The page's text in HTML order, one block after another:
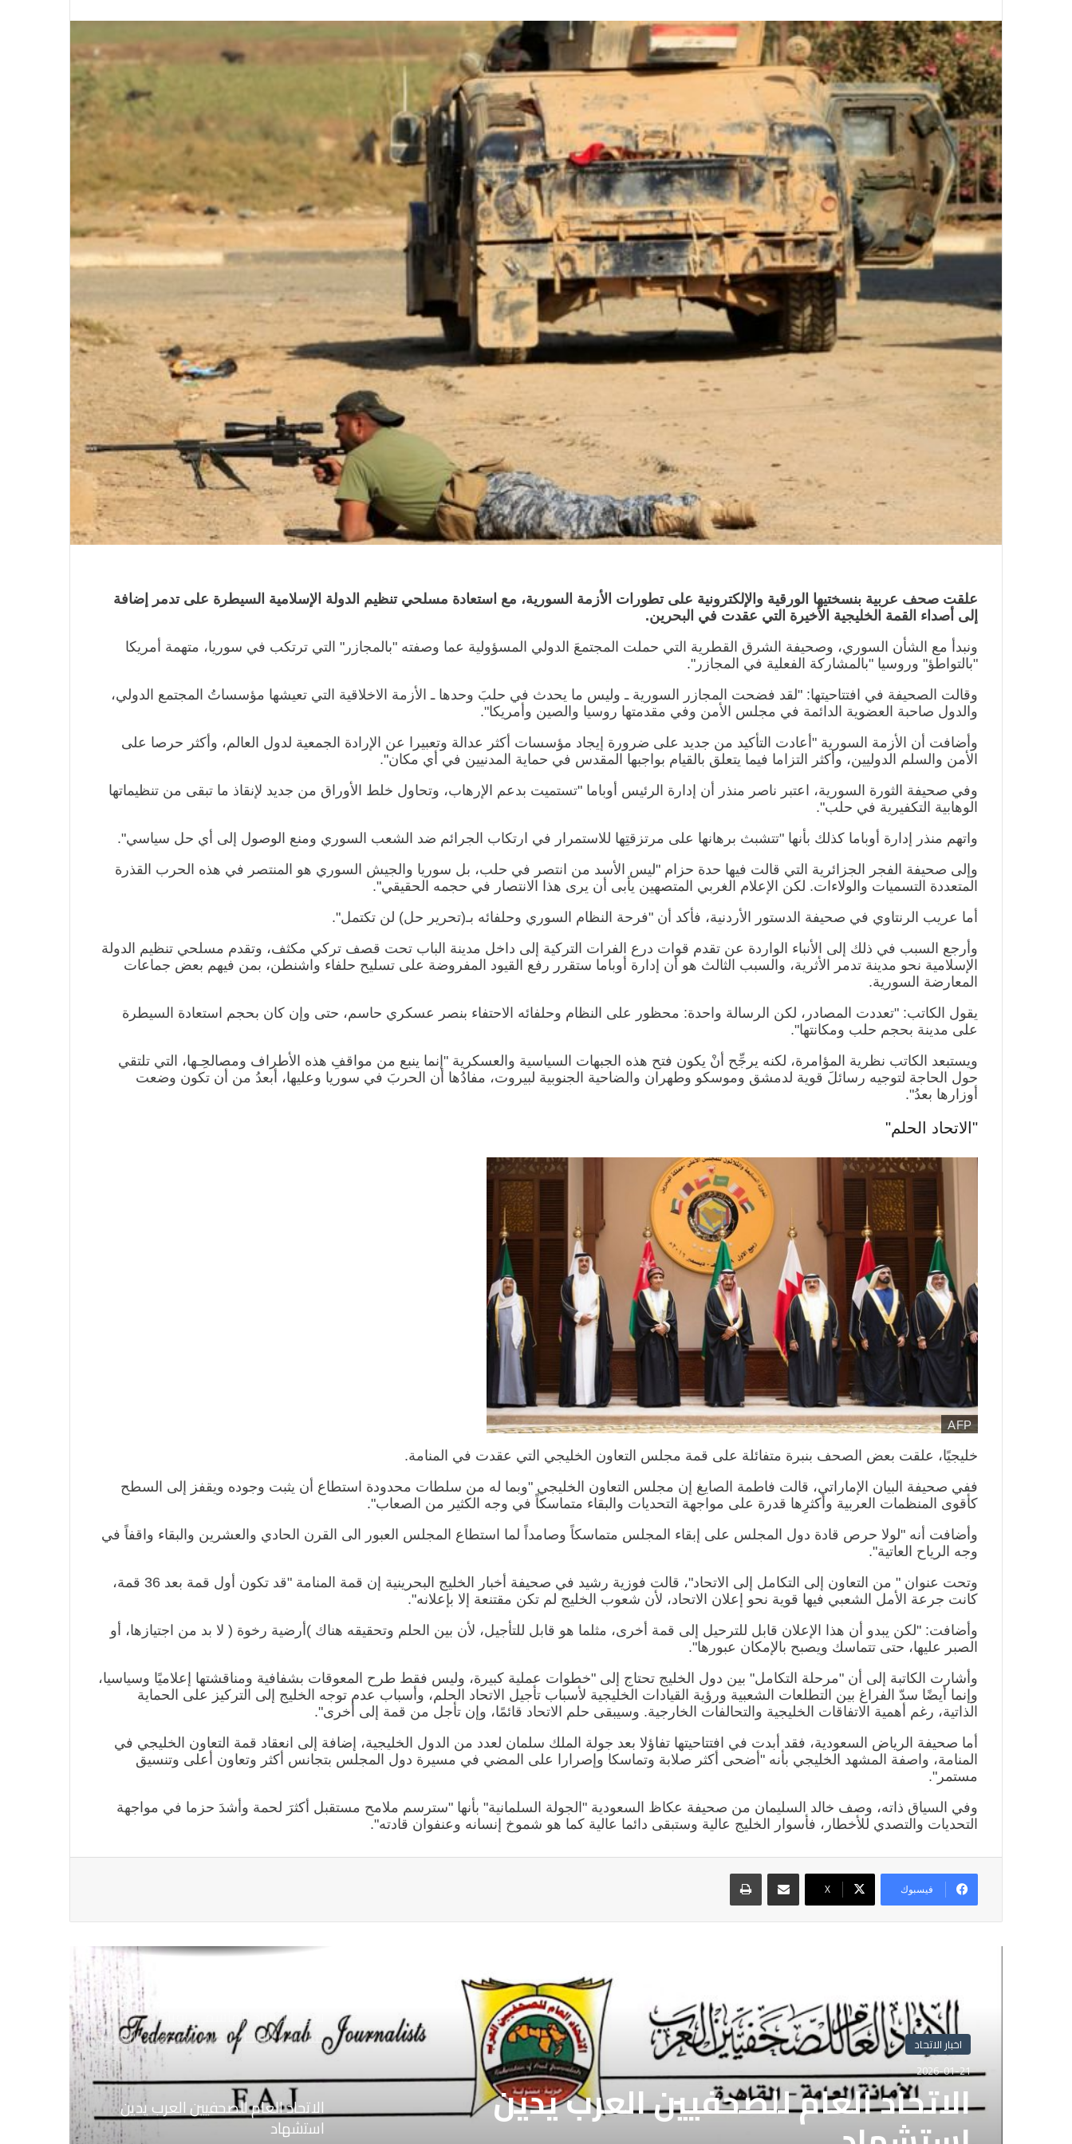
علقت صحف عربية بنسختيها الورقية والإلكترونية على تطورات الأزمة السورية، مع استعادة مسلحي تنظيم الدولة الإسلامية السيطرة على تدمر إضافة
إلى أصداء القمة الخليجية الأخيرة التي عقدت في البحرين.
ونبدأ مع الشأن السوري، وصحيفة الشرق القطرية التي حملت المجتمعَ الدولي المسؤولية عما وصفته "بالمجازر" التي ترتكب في سوريا، متهمة أمريكا
"بالتواطؤ" وروسيا "بالمشاركة الفعلية في المجازر".
وقالت الصحيفة في افتتاحيتها: "لقد فضحت المجازر السورية ـ وليس ما يحدث في حلبَ وحدها ـ الأزمة الاخلاقية التي تعيشها مؤسساتُ المجتمع الدولي،
والدول صاحبة العضوية الدائمة في مجلس الأمن وفي مقدمتها روسيا والصين وأمريكا".
وأضافت أن الأزمة السورية "أعادت التأكيد من جديد على ضرورة إيجاد مؤسسات أكثر عدالة وتعبيرا عن الإرادة الجمعية لدول العالم، وأكثر حرصا على
الأمن والسلم الدوليين، وأكثر التزاما فيما يتعلق بالقيام بواجبها المقدس في حماية المدنيين في أي مكان".
وفي صحيفة الثورة السورية، اعتبر ناصر منذر أن إدارة الرئيس أوباما "تستميت بدعم الإرهاب، وتحاول خلط الأوراق من جديد لإنقاذ ما تبقى من تنظيماتها
الوهابية التكفيرية في حلب".
واتهم منذر إدارة أوباما كذلك بأنها "تتشبث برهانها على مرتزقتِها للاستمرار في ارتكاب الجرائم ضد الشعب السوري ومنع الوصول إلى أي حل سياسي".
وإلى صحيفة الفجر الجزائرية التي قالت فيها حدة حزام "ليس الأسد من انتصر في حلب، بل سوريا والجيش السوري هو المنتصر في هذه الحرب القذرة
المتعددة التسميات والولاءات. لكن الإعلام الغربي المتصهين يأبى أن يرى هذا الانتصار في حجمه الحقيقي".
أما عريب الرنتاوي في صحيفة الدستور الأردنية، فأكد أن "فرحة النظام السوري وحلفائه بـ(تحرير حل) لن تكتمل".
وأرجع السبب في ذلك إلى الأنباء الواردة عن تقدم قوات درع الفرات التركية إلى داخل مدينة الباب تحت قصف تركي مكثف، وتقدم مسلحي تنظيم الدولة
الإسلامية نحو مدينة تدمر الأثرية، والسبب الثالث هو أن إدارة أوباما ستقرر رفع القيود المفروضة على تسليح حلفاء واشنطن، بمن فيهم بعض جماعات
المعارضة السورية.
يقول الكاتب: "تعددت المصادر، لكن الرسالة واحدة: محظور على النظام وحلفائه الاحتفاء بنصر عسكري حاسم، حتى وإن كان بحجم استعادة السيطرة
على مدينة بحجم حلب ومكانتها".
ويستبعد الكاتب نظرية المؤامرة، لكنه يرجِّح أنْ يكون فتح هذه الجبهات السياسية والعسكرية "إنما ينبع من مواقفِ هذه الأطراف ومصالحِـها، التي تلتقي
حول الحاجة لتوجيه رسائلَ قوية لدمشق وموسكو وطهران والضاحية الجنوبية لبيروت، مفادُها أن الحربَ في سوريا وعليها، أبعدُ من أن تكون وضعت
أوزارها بعدُ".
"الاتحاد الحلم"
m
a
g
p
r
i
h
AFP
خليجيًا، علقت بعض الصحف بنبرة متفائلة على قمة مجلس التعاون الخليجي التي عقدت في المنامة.
ففي صحيفة البيان الإماراتي، قالت فاطمة الصايغ إن مجلس التعاون الخليجي "وبما له من سلطات محدودة استطاع أن يثبت وجوده ويقفز إلى السطح
كأقوى المنظمات العربية وأكثرِها قدرة على مواجهة التحديات والبقاء متماسكاً في وجه الكثير من الصعاب".
وأضافت أنه "لولا حرص قادة دول المجلس على إبقاء المجلس متماسكاً وصامداً لما استطاع المجلس العبور الى القرن الحادي والعشرين والبقاء واقفاً في
وجه الرياح العاتية".
وتحت عنوان " من التعاون إلى التكامل إلى الاتحاد"، قالت فوزية رشيد في صحيفة أخبار الخليج البحرينية إن قمة المنامة "قد تكون أول قمة بعد 36 قمة،
كانت جرعة الأمل الشعبي فيها قوية نحو إعلان الاتحاد، لأن شعوب الخليج لم تكن مقتنعة إلا بإعلانه".
وأضافت: "لكن يبدو أن هذا الإعلان قابل للترحيل إلى قمة أخرى، مثلما هو قابل للتأجيل، لأن بين الحلم وتحقيقه هناك ) أرضية رخوة ( لا بد من اجتيازها، أو
الصبر عليها، حتى تتماسك ويصبح بالإمكان عبورها".
وأشارت الكاتبة إلى أن "مرحلة التكامل" بين دول الخليج تحتاج إلى "خطوات عملية كبيرة، وليس فقط طرح المعوقات بشفافية ومناقشتها إعلاميًا وسياسيا،
وإنما أيضًا سدّ الفراغ بين التطلعات الشعبية ورؤية القيادات الخليجية لأسباب تأجيل الاتحاد الحلم، وأسباب عدم توجه الخليج إلى التركيز على الحماية
الذاتية، رغم أهمية الاتفاقات الخليجية والتحالفات الخارجية. وسيبقى حلم الاتحاد قائمًا، وإن تأجل من قمة إلى أخرى".
أما صحيفة الرياض السعودية، فقد أبدت في افتتاحيتها تفاؤلا بعد جولة الملك سلمان لعدد من الدول الخليجية، إضافة إلى انعقاد قمة التعاون الخليجي في
المنامة، واصفة المشهد الخليجي بأنه "أضحى أكثر صلابة وتماسكا وإصرارا على المضي في مسيرة دول المجلس بتجانس أكثر وتعاون أعلى وتنسيق
مستمر".
وفي السياق ذاته، وصف خالد السليمان من صحيفة عكاظ السعودية "الجولة السلمانية" بأنها "سترسم ملامح مستقبل أكثرَ لحمة وأشدَ حزما في مواجهة
التحديات والتصدي للأخطار، فأسوار الخليج عالية وستبقى دائما عالية كما هو شموخ إنسانه وعنفوان قادته".
فيسبوك X
مشاركة عبر البريد طباعة
اخبار الاتحاد
2026-01-21
اخبار الاتحاد
2025-11-05
بدعم حرية الصحافة فى الدول العربية
الثالث من مايو وعيد الصحافة العربية
السادس من مايو
بكل قوة اغتيال الزميل ابراهيم عجاج
للانباء سانا
اهتمام الأوضاع الحالية فى ســوريــا
الاتحاد العام للصحفيين العرب يتضامن
مع نقابة الصحفيين اليمنيين فى عدن
اليمنية
الجديد بالقاهرة
نعي الاستاذ الهاشمي نويرة
مستشار الاتحاد العام للصحفيين العرب
الاتحاد العام للصحفيين العرب يدين
استشهاد
ثلاثة صحفيين فلسطينيين باستهداف
إسرائيلي وسط قطاع غزة
الاتحاد العام للصحفيين العرب يطالب
قوات الدعم السريع بالافراج عن